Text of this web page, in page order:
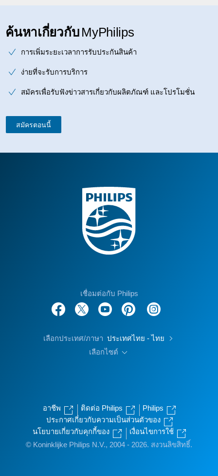
ค้นหาเกี่ยวกับ MyPhilips
การเพิ่มระยะเวลาการรับประกันสินค้า
ง่ายที่จะรับการบริการ
สมัครเพื่อรับฟังข่าวสารเกี่ยวกับผลิตภัณฑ์ และโปรโมชั่น
สมัครตอนนี้
เชื่อมต่อกับ Philips
เลือกประเทศ/ภาษา ประเทศไทย - ไทย
เลือกไซต์
อาชีพ ติดต่อ Philips
Philips
ประกาศเกี่ยวกับความเป็นส่วนตัวของ
นโยบายเกี่ยวกับคุกกี้ของ
เงื่อนไขการใช้
© Koninklijke Philips N.V., 2004 - 2026. สงวนลิขสิทธิ์.